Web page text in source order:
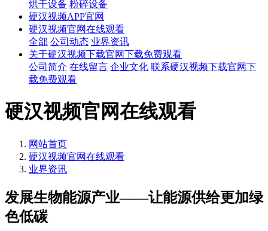
烘干设备 粉碎设备
硬汉视频APP官网
硬汉视频官网在线观看
全部 公司动态 业界资讯
关于硬汉视频下载官网下载免费观看
公司简介 在线留言 企业文化 联系硬汉视频下载官网下
载免费观看
硬汉视频官网在线观看
网站首页
硬汉视频官网在线观看
业界资讯
发展生物能源产业——让能源供给更加绿
色低碳